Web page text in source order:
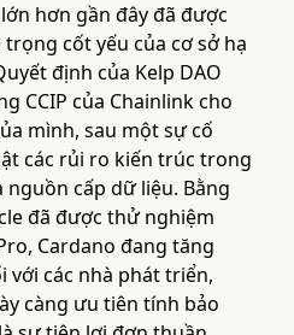
hơn gần đây đã được
cốt yếu của cơ sở hạ
định của Kelp DAO
CCIP của Chainlink cho
mình, sau một sự cố
các rủi ro kiến trúc trong
cấp dữ liệu. Bằng
đã được thử nghiệm
Cardano đang tăng
với các nhà phát triển,
càng ưu tiên tính bảo